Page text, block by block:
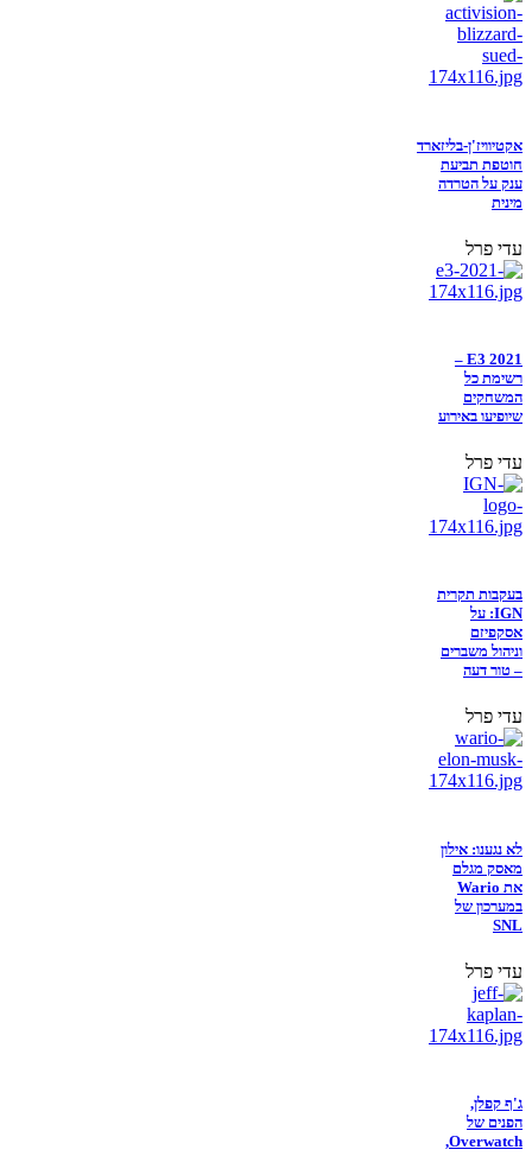
אקטיוויז'ן-בליזארד
חוטפת תביעת
ענק על הטרדה
מינית
עדי פרל
E3 2021 –
רשימת כל
המשחקים
שיופיעו באירוע
עדי פרל
בעקבות תקרית
IGN: על
אסקפיזם
וניהול משברים
– טור דעה
עדי פרל
לא נגענו: אילון
מאסק מגלם
את Wario
במערכון של
SNL
עדי פרל
ג'ף קפלן,
הפנים של
Overwatch,